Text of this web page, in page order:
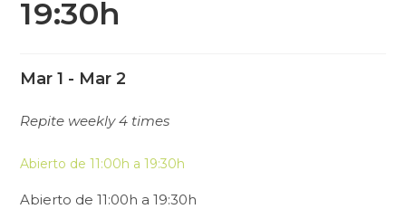
19:30h
Mar 1 - Mar 2
Repite weekly 4 times
Abierto de 11:00h a 19:30h
Abierto de 11:00h a 19:30h